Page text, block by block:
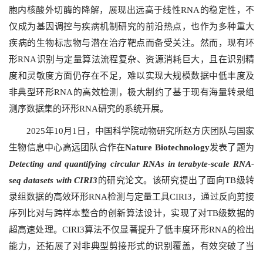
胞内核酸外切酶的降解，展现出远高于线性RNA的稳定性，不
仅成为基因调控与疾病机制研究的前沿热点，也作为多种重大
疾病的生物标志物与潜在治疗靶点而备受关注。然而，现有环
形RNA识别与定量算法流程复杂、资源消耗巨大，且在识别精
度和灵敏度方面仍存在不足，难以实现大规模数据中低丰度及
非典型环形RNA的高效检测，极大制约了基于现有海量转录组
测序数据集的环形RNA研究的系统开展。
2025年10月1日，中国科学院动物研究所赵方庆团队与国家
生物信息中心高远团队合作在Nature Biotechnology发表了题为
Detecting and quantifying circular RNAs in terabyte-scale RNA-
seq datasets with CIRI3的研究论文。该研究提出了面向TB级转
录组数据的高效环形RNA检测与定量工具CIRI3，通过反向剪接
序列比对与跨样本整合的创新算法设计，实现了对TB级数据的
超高速处理。CIRI3算法不仅显著提升了低丰度环形RNA的检出
能力，还拓展了对非典型剪接形式的识别覆盖，有效突破了当